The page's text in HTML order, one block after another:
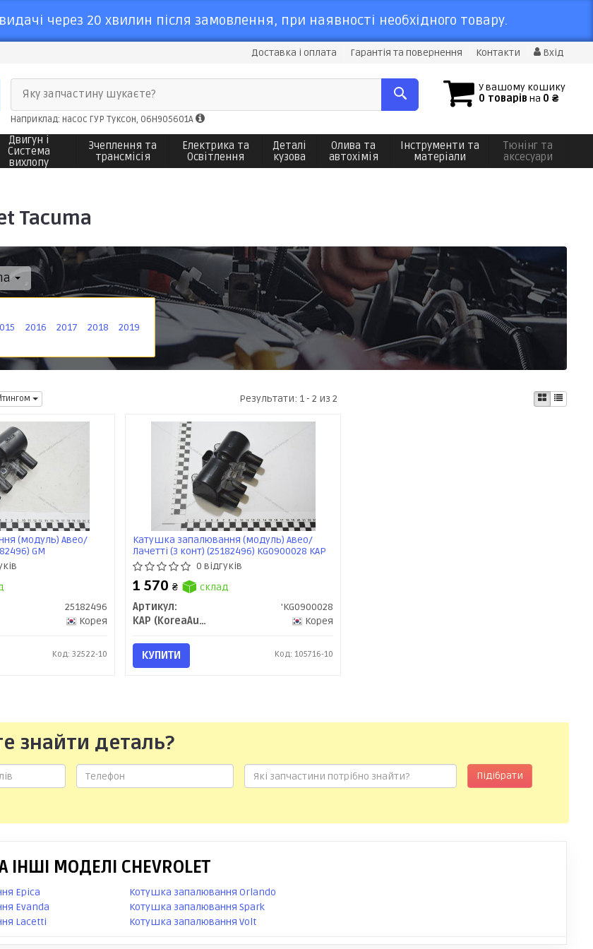
через 20 хвилин після замовлення, при наявності необхідного товару.
Доставка і оплата Гарантія та повернення Контакти Вхід
У вашому кошику
0 товарів на 0 ₴
Яку запчастину шукаєте?
Наприклад: насос ГУР Туксон, 06H905601A
Двигун і
Система
вихлопу
Зчеплення та
трансмісія
Електрика та
Освітлення
Деталі
кузова
Олива та
автохімія
Інструменти та
матеріали
Тюнінг та
аксесуари
Tacuma
2016 2017 2018
2019
Результати: 1 - 2 из 2
(модуль) Авео/
GM
25182496
Корея
Код: 32522-10
Катушка запалювання (модуль) Авео/
Лачетті (3 конт) (25182496) KG0900028 KAP
0 відгуків
1 570₴
склад
Артикул:
'KG0900028
KAP (KoreaAutoParts)
Корея
КУПИТИ Код: 105716-10
знайти деталь?
Підібрати
МОДЕЛІ CHEVROLET
Epica
Evanda
Lacetti
Котушка запалювання Orlando
Котушка запалювання Spark
Котушка запалювання Volt